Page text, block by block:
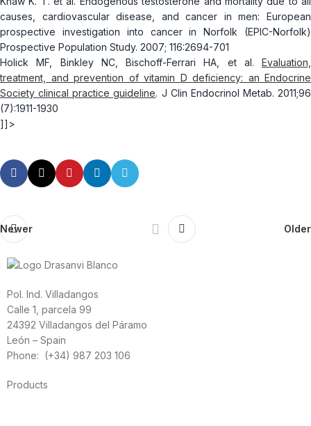
causes, cardiovascular disease, and cancer in men: European
prospective investigation into cancer in Norfolk (EPIC-Norfolk)
Prospective Population Study. 2007; 116:2694-701
Holick MF, Binkley NC, Bischoff-Ferrari HA, et al. Evaluation,
treatment, and prevention of vitamin D deficiency: an Endocrine
Society clinical practice guideline. J Clin Endocrinol Metab. 2011;96
(7):1911-1930
]]>
Newer Older
Pol. Ind. Villadangos
Calle 1, parcela 99
24392 Villadangos del Páramo
León – Spain
Phone: (+34) 987 203 106
Products